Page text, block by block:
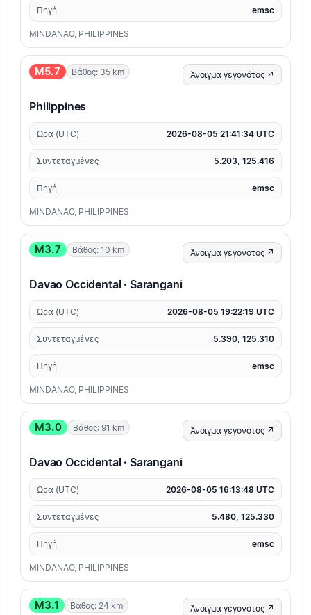
Πηγή emsc
MINDANAO, PHILIPPINES
M5.7 Βάθος: 35 km Άνοιγμα γεγονότος ↗
Philippines
Ώρα (UTC) 2026-08-05 21:41:34 UTC
Συντεταγμένες 5.203, 125.416
Πηγή emsc
MINDANAO, PHILIPPINES
M3.7 Βάθος: 10 km Άνοιγμα γεγονότος ↗
Davao Occidental · Sarangani
Ώρα (UTC) 2026-08-05 19:22:19 UTC
Συντεταγμένες 5.390, 125.310
Πηγή emsc
MINDANAO, PHILIPPINES
M3.0 Βάθος: 91 km Άνοιγμα γεγονότος ↗
Davao Occidental · Sarangani
Ώρα (UTC) 2026-08-05 16:13:48 UTC
Συντεταγμένες 5.480, 125.330
Πηγή emsc
MINDANAO, PHILIPPINES
M3.1 Βάθος: 24 km Άνοιγμα γεγονότος ↗